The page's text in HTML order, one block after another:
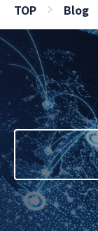
TOP Blog